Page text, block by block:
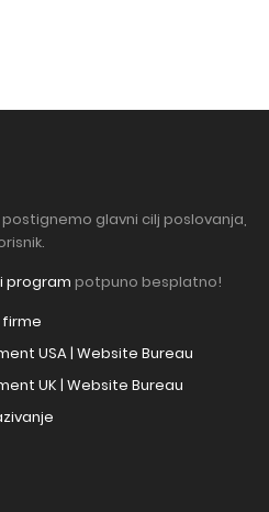
glavni cilj poslovanja,
program potpuno besplatno!
USA | Website Bureau
UK | Website Bureau